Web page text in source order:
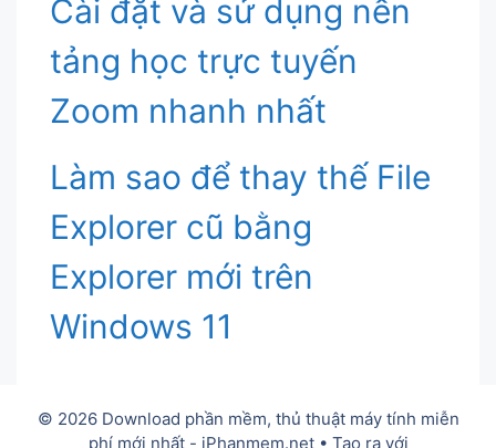
Cài đặt và sử dụng nền
tảng học trực tuyến
Zoom nhanh nhất
Làm sao để thay thế File
Explorer cũ bằng
Explorer mới trên
Windows 11
© 2026 Download phần mềm, thủ thuật máy tính miễn
phí mới nhất - iPhanmem.net• Tạo ra với